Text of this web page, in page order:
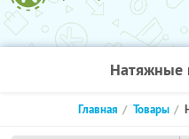
Натяжные
Главная Товары